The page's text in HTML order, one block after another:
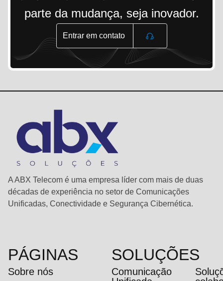
parte da mudança, seja inovador.
Entrar em contato
A ABX Telecom é uma empresa líder com mais de duas
décadas de experiência no setor de Comunicações
Unificadas, Conectividade e Segurança Cibernética.
PÁGINAS
Sobre nós
SOLUÇÕES
Comunicação